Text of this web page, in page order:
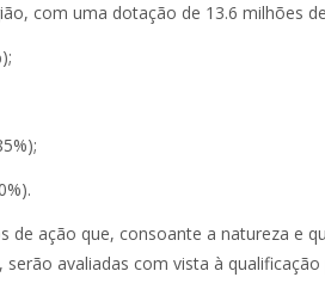
com uma dotação de 13.6 milhões
de ação que, consoante a natureza e
avaliadas com vista à qualificação